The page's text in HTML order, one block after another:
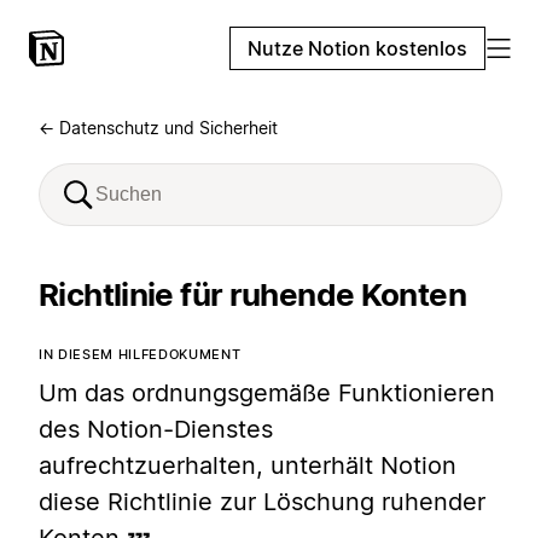
Nutze Notion kostenlos
← Datenschutz und Sicherheit
Richtlinie für ruhende Konten
IN DIESEM HILFEDOKUMENT
Um das ordnungsgemäße Funktionieren
des Notion-Dienstes
aufrechtzuerhalten, unterhält Notion
diese Richtlinie zur Löschung ruhender